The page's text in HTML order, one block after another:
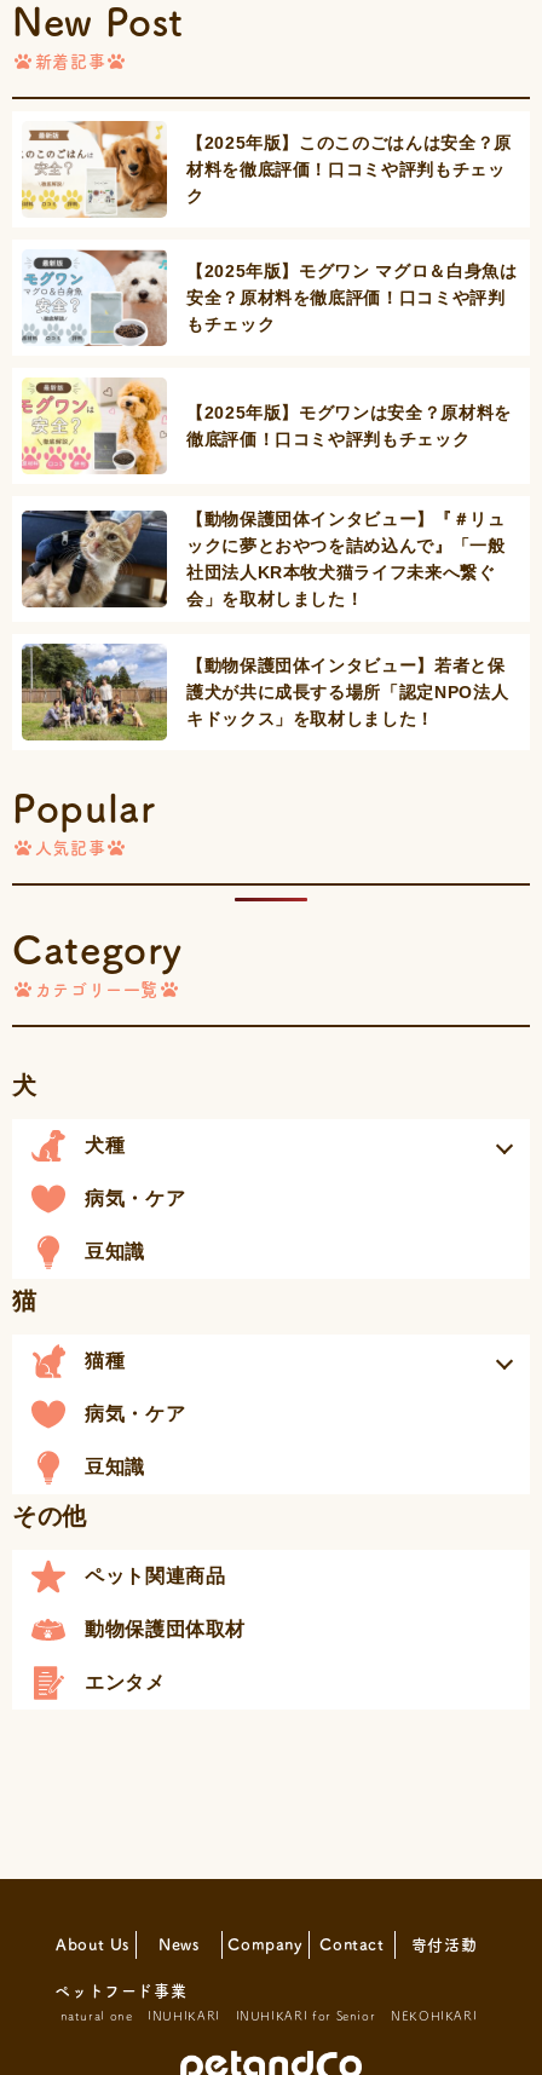
New Post
新着記事
【2025年版】このこのごはんは安全？原
材料を徹底評価！口コミや評判もチェッ
ク
【2025年版】モグワン マグロ＆白身魚は
安全？原材料を徹底評価！口コミや評判
もチェック
【2025年版】モグワンは安全？原材料を
徹底評価！口コミや評判もチェック
【動物保護団体インタビュー】『＃リュ
ックに夢とおやつを詰め込んで』「一般
社団法人KR本牧犬猫ライフ未来へ繋ぐ
会」を取材しました！
【動物保護団体インタビュー】若者と保
護犬が共に成長する場所「認定NPO法人
キドックス」を取材しました！
Popular
人気記事
Category
カテゴリー一覧
犬
犬種
病気・ケア
豆知識
猫
猫種
病気・ケア
豆知識
その他
ペット関連商品
動物保護団体取材
エンタメ
About Us News Company Contact 寄付活動
ペットフード事業
natural one INUHIKARI INUHIKARI for Senior NEKOHIKARI